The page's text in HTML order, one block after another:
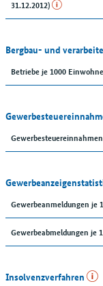
31.12.2012)
Bergbau- und
Betriebe je 1000
Gewerbeanmeldungen je
Gewerbeabmeldungen je
Insolvenzverfahren